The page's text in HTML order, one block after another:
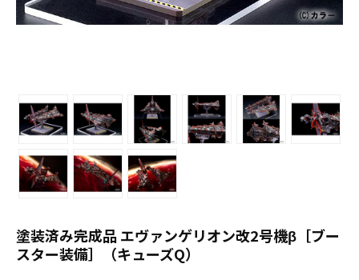
塗装済み完成品 エヴァンゲリオン改2号機β［ブー
スター装備］（キューズQ）